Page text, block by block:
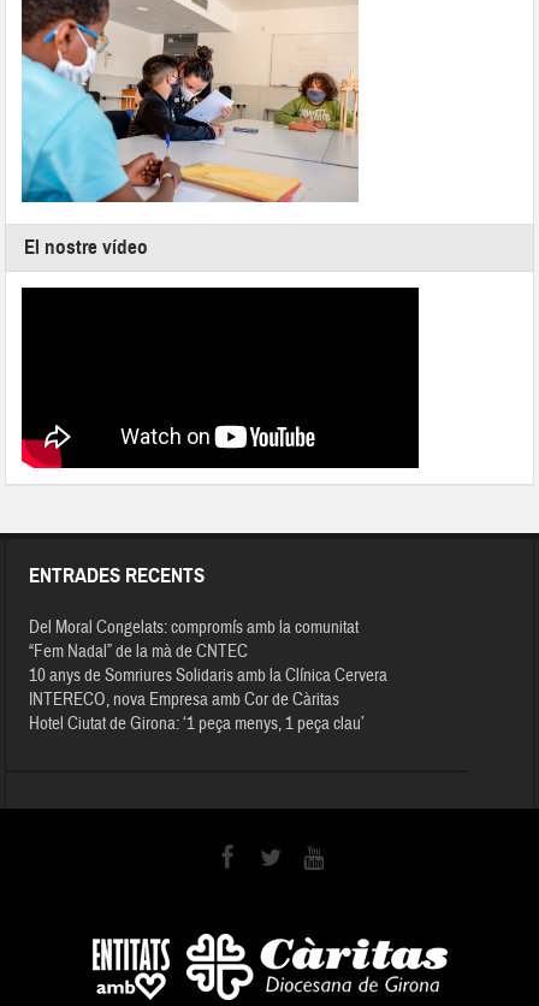
El nostre vídeo
ENTRADES RECENTS
Del Moral Congelats: compromís amb la comunitat
“Fem Nadal” de la mà de CNTEC
10 anys de Somriures Solidaris amb la Clínica Cervera
INTERECO, nova Empresa amb Cor de Càritas
Hotel Ciutat de Girona: ‘1 peça menys, 1 peça clau’